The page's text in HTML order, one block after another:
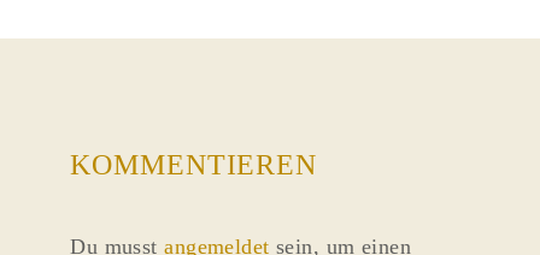
KOMMENTIEREN
Du musstangemeldet sein, um einen